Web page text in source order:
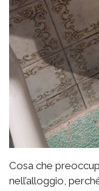
Cosa che
nell’alloggio,